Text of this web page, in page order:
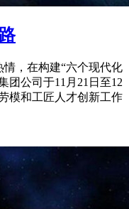
，在构建“六个现代化
团公司于11月21日至12
模和工匠人才创新工作